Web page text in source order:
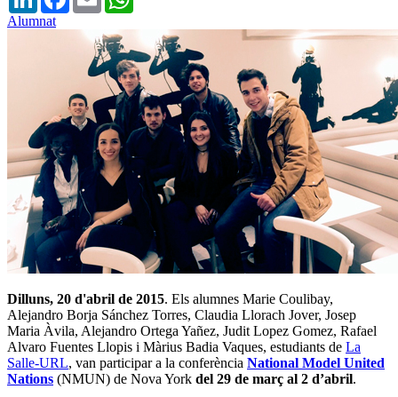
Alumnat
Dilluns, 20 d'abril de 2015. Els alumnes Marie Coulibay,
Alejandro Borja Sánchez Torres, Claudia Llorach Jover, Josep
Maria Àvila, Alejandro Ortega Yañez, Judit Lopez Gomez, Rafael
Alvaro Fuentes Llopis i Màrius Badia Vaques, estudiants de La
Salle-URL, van participar a la conferència National Model United
Nations (NMUN) de Nova York del 29 de març al 2 d’abril.